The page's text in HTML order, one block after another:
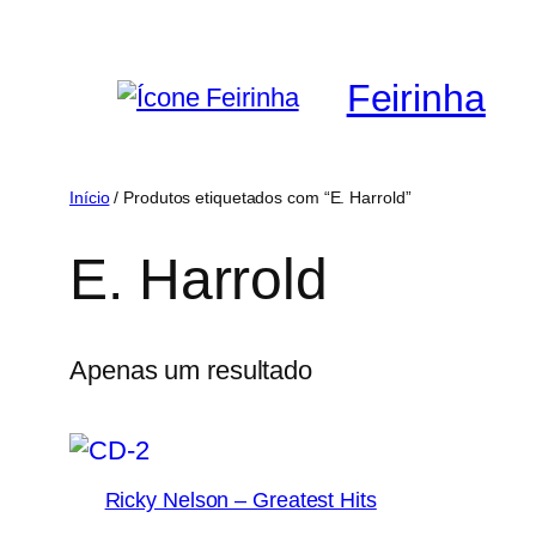
Feirinha
Início/ Produtos etiquetados com “E. Harrold”
E. Harrold
Apenas um resultado
Ricky Nelson – Greatest Hits